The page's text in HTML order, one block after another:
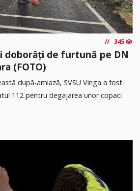
345
doborâți de furtună pe DN
(FOTO)
după-amiază, SVSU Vinga a fost
112 pentru degajarea unor copaci